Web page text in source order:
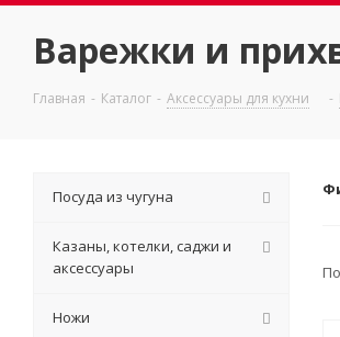
Варежки и
Главная - Каталог - Аксессуары для кухни -
Посуда из чугуна
Казаны, котелки, саджи и
аксессуары
Ножи